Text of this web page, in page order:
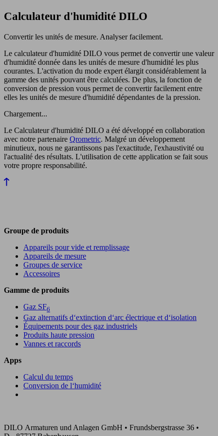
Calculateur d'humidité DILO
Convertir les unités de mesure. Analyser facilement.
Le calculateur d'humidité DILO vous permet de convertir une valeur
d'humidité donnée dans les unités de mesure d'humidité les plus
courantes. L'activation du mode expert élargit considérablement la
gamme des unités pouvant être calculées. De plus, la fonction de
conversion de pression vous permet de convertir facilement entre
elles les unités de mesure d'humidité dépendantes de la pression.
Chargement...
Le Calculateur d'humidité DILO a été développé en collaboration
avec notre partenaire Qrometric. Malgré un développement
minutieux, nous ne garantissons pas l'exactitude, l'exhaustivité ou
l'actualité des résultats. L'utilisation de cette application se fait sous
votre propre responsabilité.
Groupe de produits
Appareils pour vide et remplissage
Appareils de mesure
Groupes de service
Accessoires
Gamme de produits
Gaz SF6
Gaz alternatifs d‘extinction d‘arc électrique et d‘isolation
Équipements pour des gaz industriels
Produits haute pression
Vannes et raccords
Apps
Calcul du temps
Conversion de l‘humidité
DILO Armaturen und Anlagen GmbH • Frundsbergstrasse 36 •